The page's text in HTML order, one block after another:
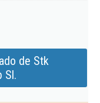
de Stk
Sl.